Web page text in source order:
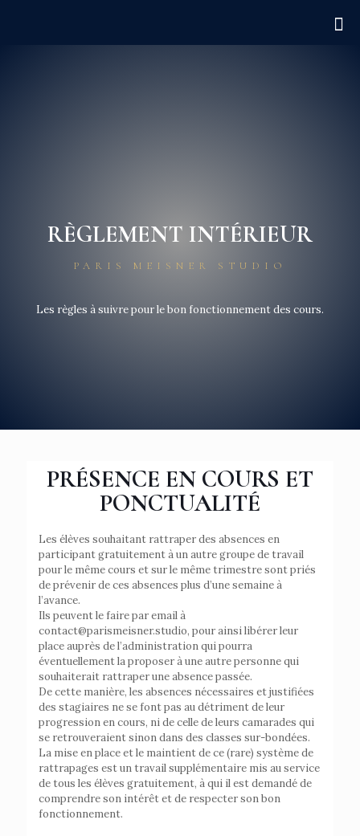
RÈGLEMENT INTÉRIEUR
PARIS MEISNER STUDIO
Les règles à suivre pour le bon fonctionnement des cours.
PRÉSENCE EN COURS ET
PONCTUALITÉ
Les élèves souhaitant rattraper des absences en
participant gratuitement à un autre groupe de travail
pour le même cours et sur le même trimestre sont priés
de prévenir de ces absences plus d’une semaine à
l’avance.
Ils peuvent le faire par email à
contact@parismeisner.studio, pour ainsi libérer leur
place auprès de l’administration qui pourra
éventuellement la proposer à une autre personne qui
souhaiterait rattraper une absence passée.
De cette manière, les absences nécessaires et justifiées
des stagiaires ne se font pas au détriment de leur
progression en cours, ni de celle de leurs camarades qui
se retrouveraient sinon dans des classes sur-bondées.
La mise en place et le maintient de ce (rare) système de
rattrapages est un travail supplémentaire mis au service
de tous les élèves gratuitement, à qui il est demandé de
comprendre son intérêt et de respecter son bon
fonctionnement.